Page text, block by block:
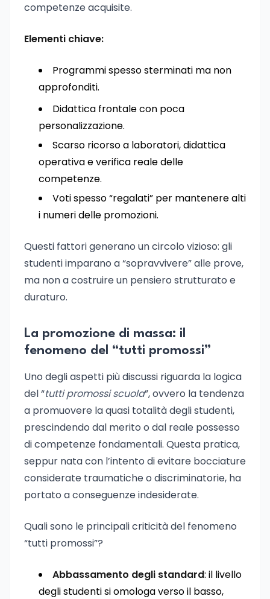
competenze acquisite.
Elementi chiave:
Programmi spesso sterminati ma non
approfonditi.
Didattica frontale con poca
personalizzazione.
Scarso ricorso a laboratori, didattica
operativa e verifica reale delle
competenze.
Voti spesso “regalati” per mantenere alti
i numeri delle promozioni.
Questi fattori generano un circolo vizioso: gli
studenti imparano a “sopravvivere” alle prove,
ma non a costruire un pensiero strutturato e
duraturo.
La promozione di massa: il
fenomeno del “tutti promossi”
Uno degli aspetti più discussi riguarda la logica
del “tutti promossi scuola”, ovvero la tendenza
a promuovere la quasi totalità degli studenti,
prescindendo dal merito o dal reale possesso
di competenze fondamentali. Questa pratica,
seppur nata con l’intento di evitare bocciature
considerate traumatiche o discriminatorie, ha
portato a conseguenze indesiderate.
Quali sono le principali criticità del fenomeno
“tutti promossi”?
Abbassamento degli standard: il livello
degli studenti si omologa verso il basso,